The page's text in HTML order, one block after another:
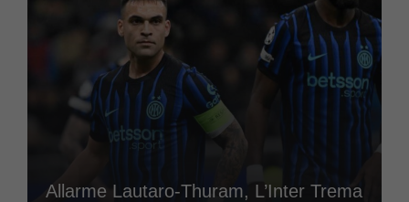
Allarme Lautaro-Thuram, L’Inter Trema